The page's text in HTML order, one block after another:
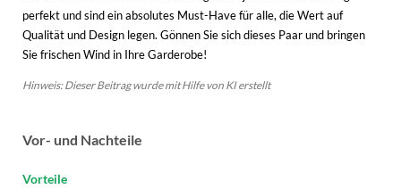
perfekt und sind ein absolutes Must-Have für alle, die Wert auf
Qualität und Design legen. Gönnen Sie sich dieses Paar und bringen
Sie frischen Wind in Ihre Garderobe!
Hinweis: Dieser Beitrag wurde mit Hilfe von KI erstellt
Vor- und Nachteile
Vorteile